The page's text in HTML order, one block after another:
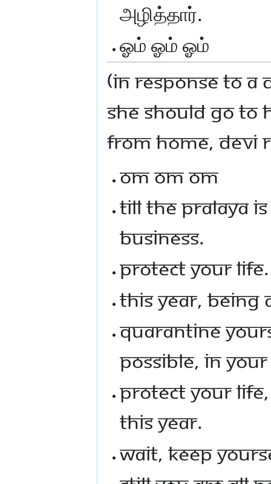
அழித்தார்.
ஓம் ஓம் ஓம்
(IN RESPONSE TO A
SHE SHOULD GO TO
FROM HOME, DEVI
OM OM OM
TILL THE PRALAYA
BUSINESS.
PROTECT YOUR LIFE.
THIS YEAR, BEING
QUARANTINE
POSSIBLE, IN
PROTECT YOUR
THIS YEAR.
WAIT, KEEP